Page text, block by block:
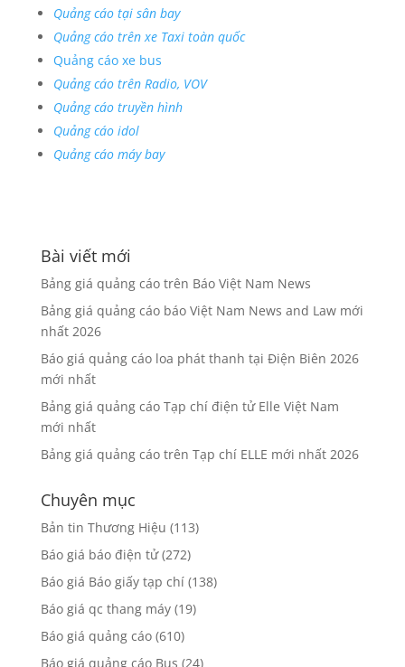
Quảng cáo tại sân bay
Quảng cáo trên xe Taxi toàn quốc
Quảng cáo xe bus
Quảng cáo trên Radio, VOV
Quảng cáo truyền hình
Quảng cáo idol
Quảng cáo máy bay
Bài viết mới
Bảng giá quảng cáo trên Báo Việt Nam News
Bảng giá quảng cáo báo Việt Nam News and Law mới
nhất 2026
Báo giá quảng cáo loa phát thanh tại Điện Biên 2026
mới nhất
Bảng giá quảng cáo Tạp chí điện tử Elle Việt Nam
mới nhất
Bảng giá quảng cáo trên Tạp chí ELLE mới nhất 2026
Chuyên mục
Bản tin Thương Hiệu (113)
Báo giá báo điện tử(272)
Báo giá Báo giấy tạp chí(138)
Báo giá qc thang máy(19)
Báo giá quảng cáo(610)
Báo giá quảng cáo Bus (24)